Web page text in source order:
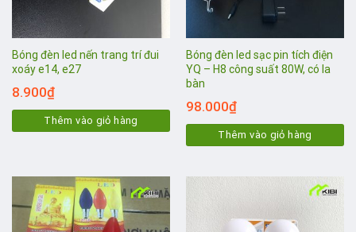
Bóng đèn led nến trang trí đui
xoáy e14, e27
8.900₫
Thêm vào giỏ hàng
Bóng đèn led sạc pin tích điện
YQ – H8 công suất 80W, có la
bàn
98.000₫
Thêm vào giỏ hàng